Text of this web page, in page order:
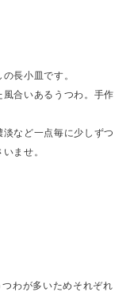
長小皿です。
合いあるうつわ。手作
など一点毎に少しずつ
ませ。
わが多いためそれぞれ